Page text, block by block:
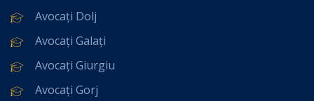
Avocați Dolj
Avocați Galați
Avocați Giurgiu
Avocați Gorj